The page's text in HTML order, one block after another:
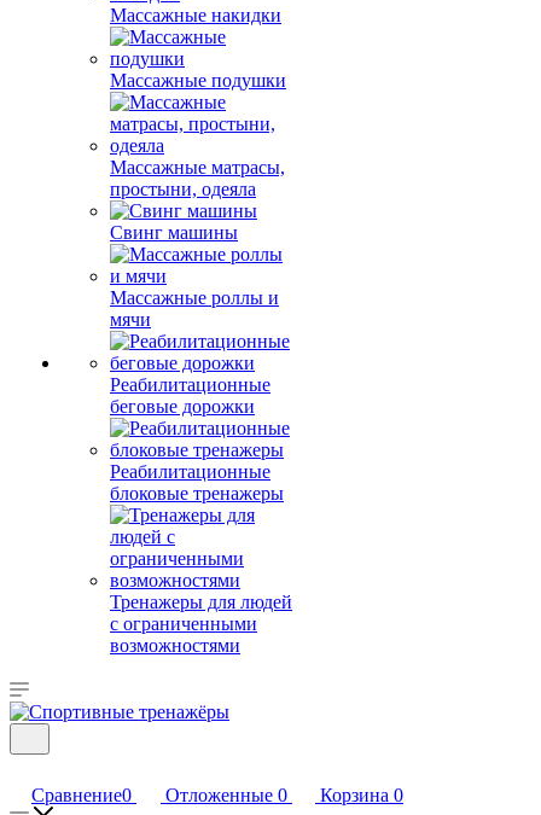
Массажные накидки
Массажные подушки
Массажные матрасы,
простыни, одеяла
Свинг машины
Массажные роллы и
мячи
Реабилитационные
беговые дорожки
Реабилитационные
блоковые тренажеры
Тренажеры для людей
с ограниченными
возможностями
Сравнение0 Отложенные 0 Корзина 0